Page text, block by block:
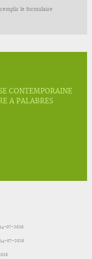
remplir le formulaire
CONTEMPORAINE
A PALABRES
14-07-2026
14-07-2026